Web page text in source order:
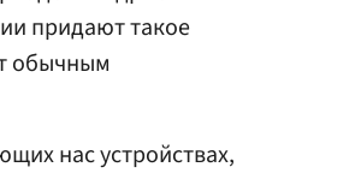
придают такое
обычным
нас устройствах,